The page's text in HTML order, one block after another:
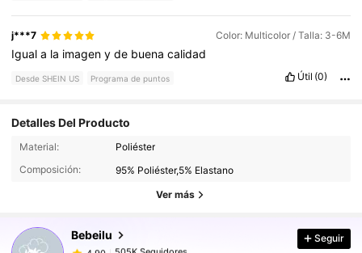
j***7 Color: Multicolor / Talla: 3-6M
Iguala la imagenyde buenacalidad
Desde SHEIN US Programa de puntos Útil (0)
Detalles Del Producto
Material:
Poliéster
Composición:
95% Poliéster,5% Elastano
Ver más
Bebeilu
505K Seguidores
505K Seguidores
4.90
505K Seguidores
Seguir